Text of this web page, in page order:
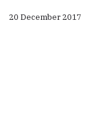
20 December 2017